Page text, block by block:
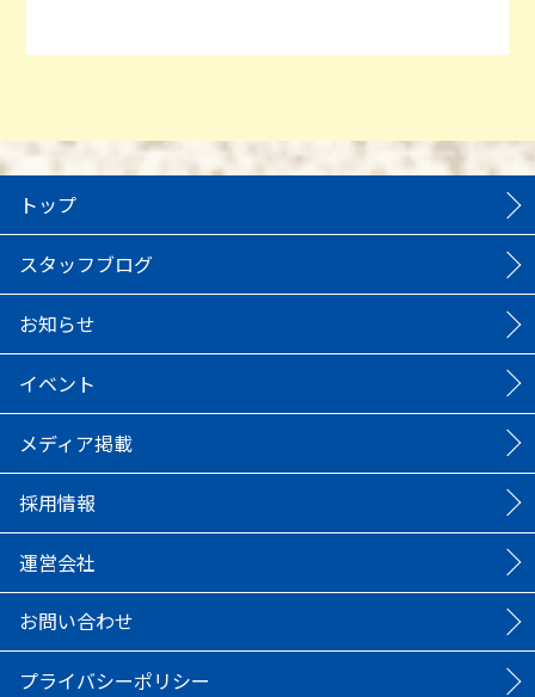
トップ
スタッフブログ
お知らせ
イベント
メディア掲載
採用情報
運営会社
お問い合わせ
プライバシーポリシー